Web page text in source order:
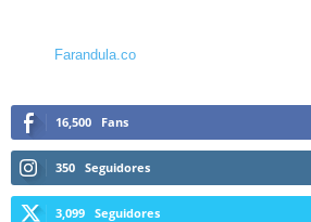
Farandula.co
16,500 Fans
350 Seguidores
3,099 Seguidores